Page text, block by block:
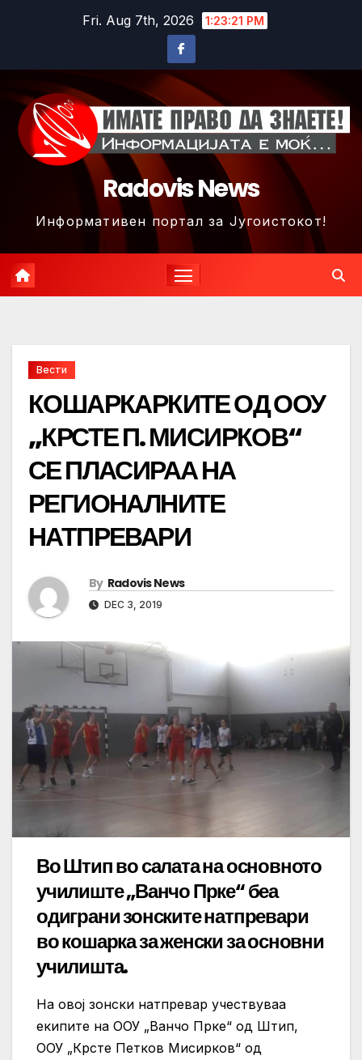
Fri. Aug 7th, 2026 1:23:24 PM
Radovis News
Информативен портал за Југоистокот!
Вести
КОШАРКАРКИТЕ ОД ООУ
„КРСТЕ П. МИСИРКОВ“
СЕ ПЛАСИРАА НА
РЕГИОНАЛНИТЕ
НАТПРЕВАРИ
By Radovis News
DEC 3, 2019
Во Штип во салата на основното
училиште „Ванчо Прке“ беа
одиграни зонските натпревари
во кошарка за женски за основни
училишта.
На овој зонски натпревар учествуваа
екипите на ООУ „Ванчо Прке“ од Штип,
ООУ „Крсте Петков Мисирков“ од